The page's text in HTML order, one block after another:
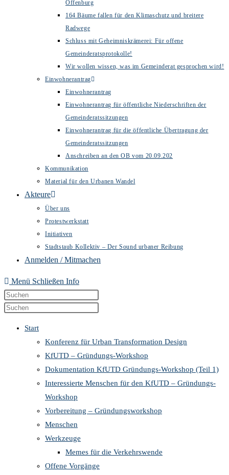
Offenburg
164 Bäume fallen für den Klimaschutz und breitere
Radwege
Schluss mit Geheimniskrämerei: Für offene
Gemeinderatsprotokolle!
Wir wollen wissen, was im Gemeinderat gesprochen wird!
Einwohnerantrag
Einwohnerantrag
Einwohnerantrag für öffentliche Niederschriften der
Gemeinderatssitzungen
Einwohnerantrag für die öffentliche Übertragung der
Gemeinderatssitzungen
Anschreiben an den OB vom 20.09.202
Kommunikation
Material für den Urbanen Wandel
Akteure
Über uns
Protestwerkstatt
Initiativen
Stadtstaub Kollektiv – Der Sound urbaner Reibung
Anmelden / Mitmachen
Menü Schließen Info
Diese
Website
the
search
panel.
close
the
search
panel.
Start
Konferenz für Urban Transformation Design
KfUTD – Gründungs-Workshop
Dokumentation KfUTD Gründungs-Workshop (Teil 1)
Interessierte Menschen für den KfUTD – Gründungs-
Workshop
Vorbereitung – Gründungsworkshop
Menschen
Werkzeuge
Memes für die Verkehrswende
Offene Vorgänge